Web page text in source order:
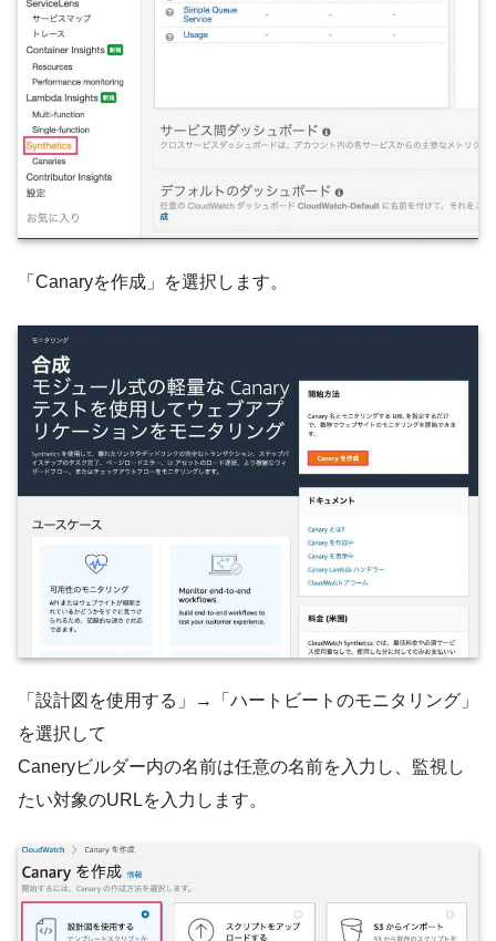
「Canaryを作成」を選択します。
「設計図を使用する」→「ハートビートのモニタリング」
を選択して
Caneryビルダー内の名前は任意の名前を入力し、監視し
たい対象のURLを入力します。